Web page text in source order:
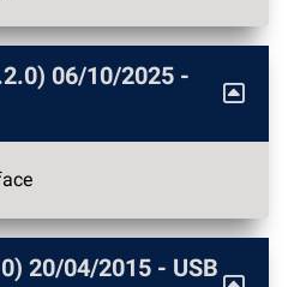
06/10/2025 -
20/04/2015 - USB